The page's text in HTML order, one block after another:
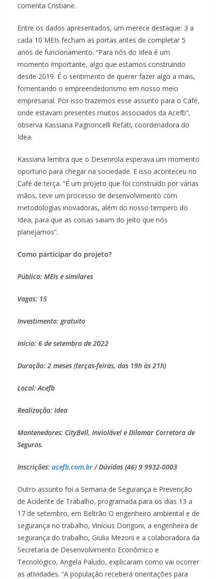
comenta Cristiane.
Entre os dados apresentados, um merece destaque: 3 a
cada 10 MEIs fecham as portas antes de completar 5
anos de funcionamento. “Para nós do Idea é um
momento importante, algo que estamos construindo
desde 2019. É o sentimento de querer fazer algo a mais,
fomentando o empreendedorismo em nosso meio
empresarial. Por isso trazemos esse assunto para o Café,
onde estavam presentes muitos associados da Acefb”,
observa Kassiana Pagnoncelli Refati, coordenadora do
Idea.
Kassiana lembra que o Desenrola esperava um momento
oportuno para chegar na sociedade. E isso aconteceu no
Café de terça. “É um projeto que foi construído por várias
mãos, teve um processo de desenvolvimento com
metodologias inovadoras, além do nosso tempero do
Idea, para que as coisas saiam do jeito que nós
planejamos”.
Como participar do projeto?
Público: MEIs e similares
Vagas: 15
Investimento: gratuito
Início: 6 de setembro de 2022
Duração: 2 meses (terças-feiras, das 19h às 21h)
Local: Acefb
Realização: Idea
Mantenedores: CityBell, Inviolável e Dilamar Corretora de
Seguros.
Inscrições: acefb.com.br/ Dúvidas (46) 9 9932-0003
Outro assunto foi a Semana de Segurança e Prevenção
de Acidente de Trabalho, programada para os dias 13 a
17 de setembro, em Beltrão O engenheiro ambiental e de
segurança no trabalho, Vinícius Dorigoni, a engenheira de
segurança do trabalho, Giulia Mezoni e a colaboradora da
Secretaria de Desenvolvimento Econômico e
Tecnológico, Angela Paludo, explicaram como vai ocorrer
as atividades. “A população receberá orientações para